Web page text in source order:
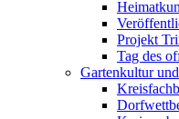
Projekt
Tag des
Gartenkultur